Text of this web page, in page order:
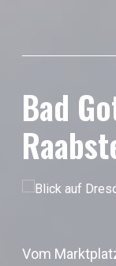
Bad
Vom